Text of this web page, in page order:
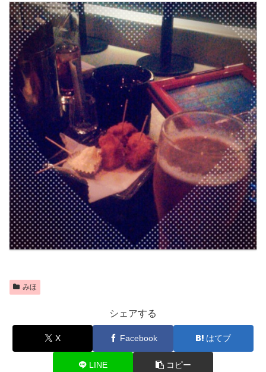
みほ
シェアする
X Facebook はてブ
LINE コピー